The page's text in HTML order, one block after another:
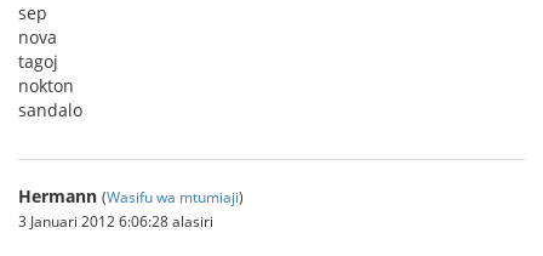
sep
nova
tagoj
nokton
sandalo
Hermann (Wasifu wa mtumiaji)
3 Januari 2012 6:06:28 alasiri